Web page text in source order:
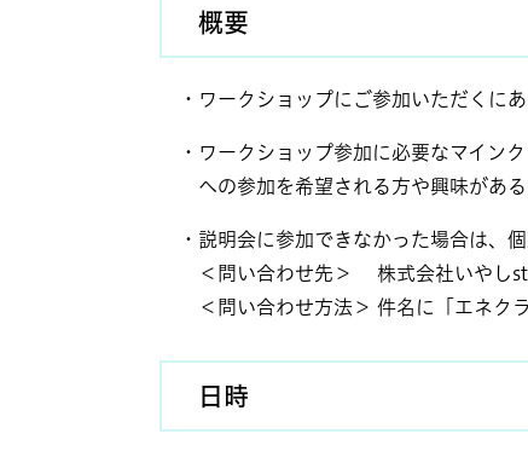
概要
・ワークショップにご参加いただくにあ
・ワークショップ参加に必要なマイン
への参加を希望される方や興味がある
・説明会に参加できなかった場合は、
＜問い合わせ先＞
株式会社いやし
＜問い合わせ方法＞ 件名に「エネクラ
日時